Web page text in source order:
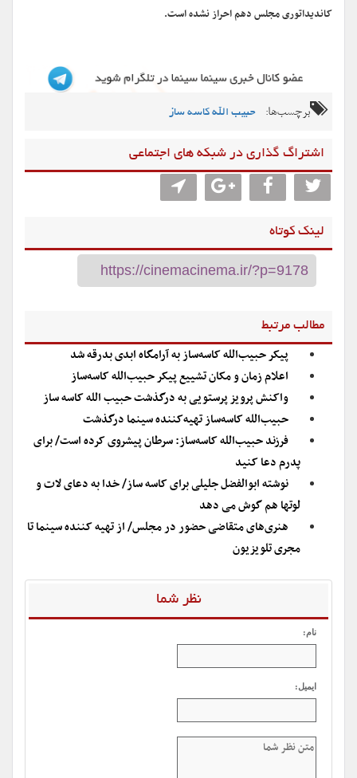
کاندیداتوری مجلس دهم احراز نشده است.
برچسب‌ها: حبیب الله کاسه ساز
اشتراگ گذاری در شبکه های اجتماعی
لینک کوتاه
مطالب مرتبط
پیکر حبیب‌الله کاسه‌ساز به آرامگاه ابدی بدرقه شد
اعلام زمان و مکان تشییع پیکر حبیب‌الله کاسه‌ساز
واکنش پرویز پرستویی به درگذشت حبیب الله کاسه ساز
حبیب‌الله کاسه‌ساز تهیه‌کننده سینما درگذشت
فرزند حبیب‌الله کاسه‌ساز: سرطان پیشروی کرده است/ برای
پدرم دعا کنید
نوشته ابوالفضل جلیلی برای کاسه ساز/ خدا به دعای لات و
لوتها هم گوش می دهد
هنری‌های متقاضی حضور در مجلس/ از تهیه کننده سینما تا
مجری تلویزیون
نظر شما
نام:
ایمیل: